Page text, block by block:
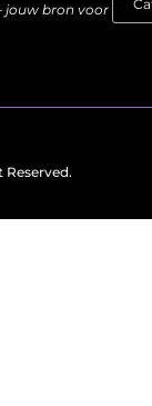
jouw bron voor
Reserved.